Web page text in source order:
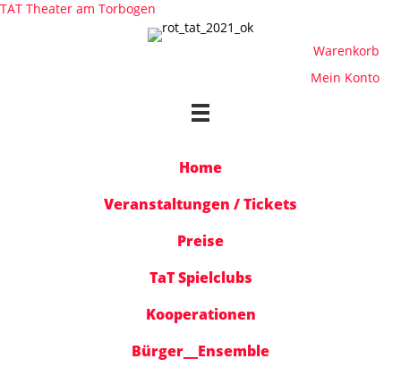
TAT Theater am Torbogen
Warenkorb
Mein Konto
Home
Veranstaltungen / Tickets
Preise
TaT Spielclubs
Kooperationen
Bürger__Ensemble